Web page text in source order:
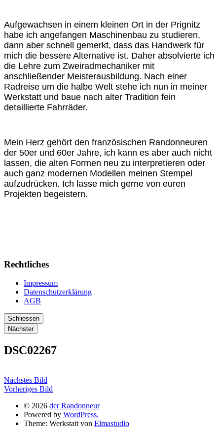
Aufgewachsen in einem kleinen Ort in der Prignitz
habe ich angefangen Maschinenbau zu studieren,
dann aber schnell gemerkt, dass das Handwerk für
mich die bessere Alternative ist. Daher absolvierte ich
die Lehre zum Zweiradmechaniker mit
anschließender Meisterausbildung. Nach einer
Radreise um die halbe Welt stehe ich nun in meiner
Werkstatt und baue nach alter Tradition fein
detaillierte Fahrräder.
Mein Herz gehört den französischen Randonneuren
der 50er und 60er Jahre, ich kann es aber auch nicht
lassen, die alten Formen neu zu interpretieren oder
auch ganz modernen Modellen meinen Stempel
aufzudrücken. Ich lasse mich gerne von euren
Projekten begeistern.
Rechtliches
Impressum
Datenschutzerklärung
AGB
Schliessen
Nächster
DSC02267
Nächstes Bild
Vorheriges Bild
© 2026 der Randonneur
Powered by WordPress.
Theme: Werkstatt von Elmastudio